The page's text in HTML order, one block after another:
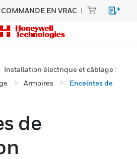
COMMANDE EN VRAC
Installation électrique et câblage :
Armoires
Enceintes de
de